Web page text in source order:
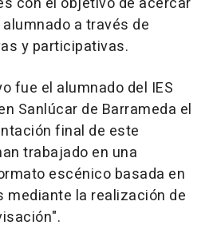
a través de
y participativas.
fue el alumnado del IES
Sanlúcar de Barrameda el
final de este
trabajado en una
escénico basada en
mediante la realización de